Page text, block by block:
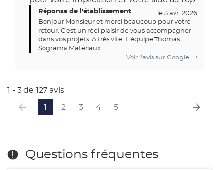
5
Réponse de l'établissement
le 3 avr. 2026
Bonjour Monsieur et merci beaucoup pour votre
retour. C'est un réel plaisir de vous accompagner
dans vos projets. A très vite. L'équipe Thomas
Sograma Matériaux
Voir l'avis sur Google
1 - 3 de 127 avis
1 2 3 4 5
Questions fréquentes